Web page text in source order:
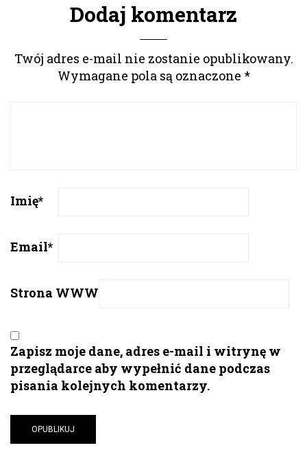
Dodaj komentarz
Twój adres e-mail nie zostanie opublikowany.
Wymagane pola są oznaczone *
Imię*
Email*
Strona WWW
Zapisz moje dane, adres e-mail i witrynę w
przeglądarce aby wypełnić dane podczas
pisania kolejnych komentarzy.